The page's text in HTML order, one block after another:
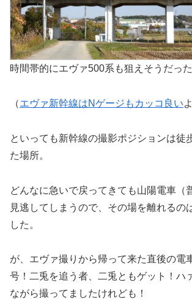
時間帯的にエヴァ500系も狙えそうだった
（エヴァ新幹線はNゲージもカッコ良い
といっても新幹線の撮影ポジションは徒
た場所。
どんなに急いで戻ってきても山陽電車（
見逃してしまうので、その場を離れるの
した。
が、エヴァ撮りから帰って来た直後の電
号！二兎を追う者、二兎ともゲット！ハ
ながら撮ってましたけれども！